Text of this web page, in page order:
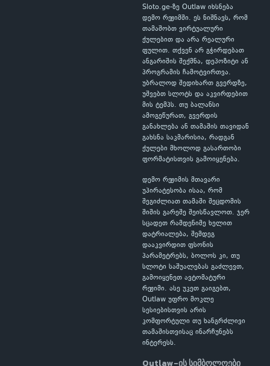
Sloto.ge-ზე Outlaw იხსნება
დემო რეჟიმში. ეს ნიშნავს, რომ
თამაშობთ ვირტუალური
ქულებით და არა რეალური
ფულით. თქვენ არ გჭირდებათ
ანგარიშის შექმნა, დეპოზიტი ან
პროგრამის ჩამოტვირთვა.
უბრალოდ შედიხართ გვერდზე,
უშვებთ სლოტს და აკვირდებით
მის ტემპს. თუ ბალანსი
ამოგეწურათ, გვერდის
განახლება ან თამაშის თავიდან
გახსნა საკმარისია, რადგან
ქულები მხოლოდ გასართობი
ფორმატისთვის გამოიყენება.
დემო რეჟიმის მთავარი
უპირატესობა ისაა, რომ
შეგიძლიათ თამაში შეცდომის
შიშის გარეშე შეისწავლოთ. ჯერ
სცადეთ რამდენიმე ხელით
დატრიალება, შემდეგ
დააკვირდით ფსონის
პარამეტრებს, ბოლოს კი, თუ
სლოტი საშუალებას გაძლევთ,
გამოიყენეთ ავტომატური
რეჟიმი. ასე უკეთ გაიგებთ,
Outlaw უფრო მოკლე
სესიებისთვის არის
კომფორტული თუ ხანგრძლივი
თამაშისთვისაც ინარჩუნებს
ინტერესს.
Outlaw-ის სიმბოლოები